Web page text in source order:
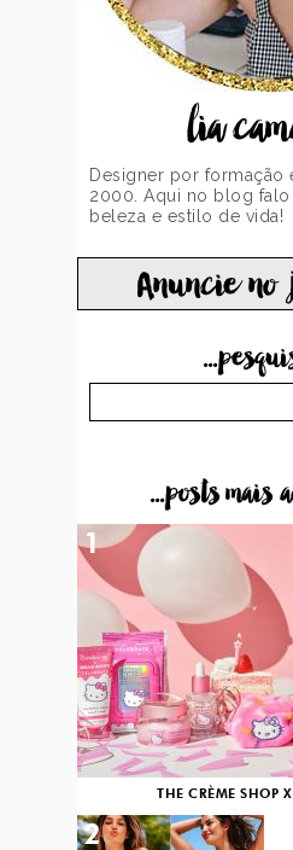
lia
Designer por formação
2000. Aqui no blog falo
beleza e estilo de vida!
Anuncie no
...posts mais
THE CRÈME SHOP
1
2